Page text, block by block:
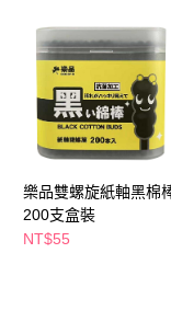
購買商品的店家。未經
後付繳納相關費用。
※ 交易是否成功請以「
是否繳費成功／繳費後
客戶支援中心」https://
【注意事項】
１．透過由恩沛科技股
權轉讓予恩沛科技股份
２．關於個人資料處理
https://aftee.tw/terms/
每筆NT$65，滿
付款後萊爾富取貨
每筆NT$65，滿
7-11取貨付款
每筆NT$65，滿
付款後7-11取貨
每筆NT$65，滿
樂品雙螺旋紙軸黑棉
200支盒裝
NT$55